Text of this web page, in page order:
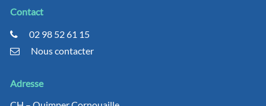
Contact
02 98 52 61 15
Nous contacter
Adresse